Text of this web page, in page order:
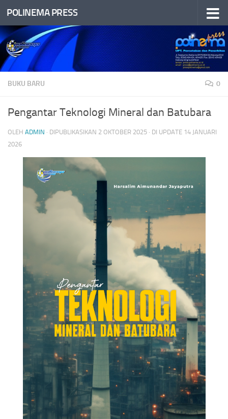
Skip to content
POLINEMA PRESS
BUKU BARU 0
Pengantar Teknologi Mineral dan Batubara
OLEH ADMIN · DIPUBLIKASIKAN 2 OKTOBER 2025 · DI UPDATE 14 JANUARI
2026